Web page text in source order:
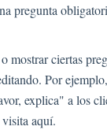
pregunta
mostrar ciertas
Por
explica" a los
aquí.